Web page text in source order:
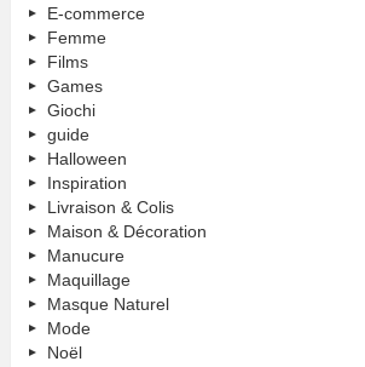
E-commerce
Femme
Films
Games
Giochi
guide
Halloween
Inspiration
Livraison & Colis
Maison & Décoration
Manucure
Maquillage
Masque Naturel
Mode
Noël